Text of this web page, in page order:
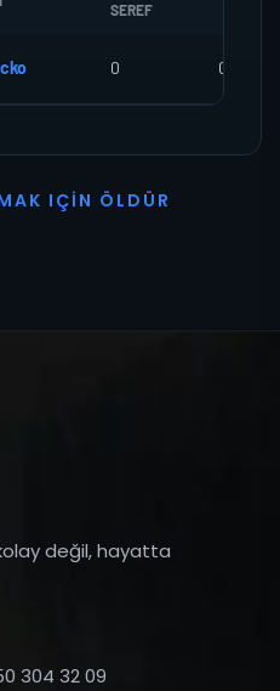
SEREF
0 0
AK I ÇI N Ö L D Ü R
değil, hayatta
304 32 09